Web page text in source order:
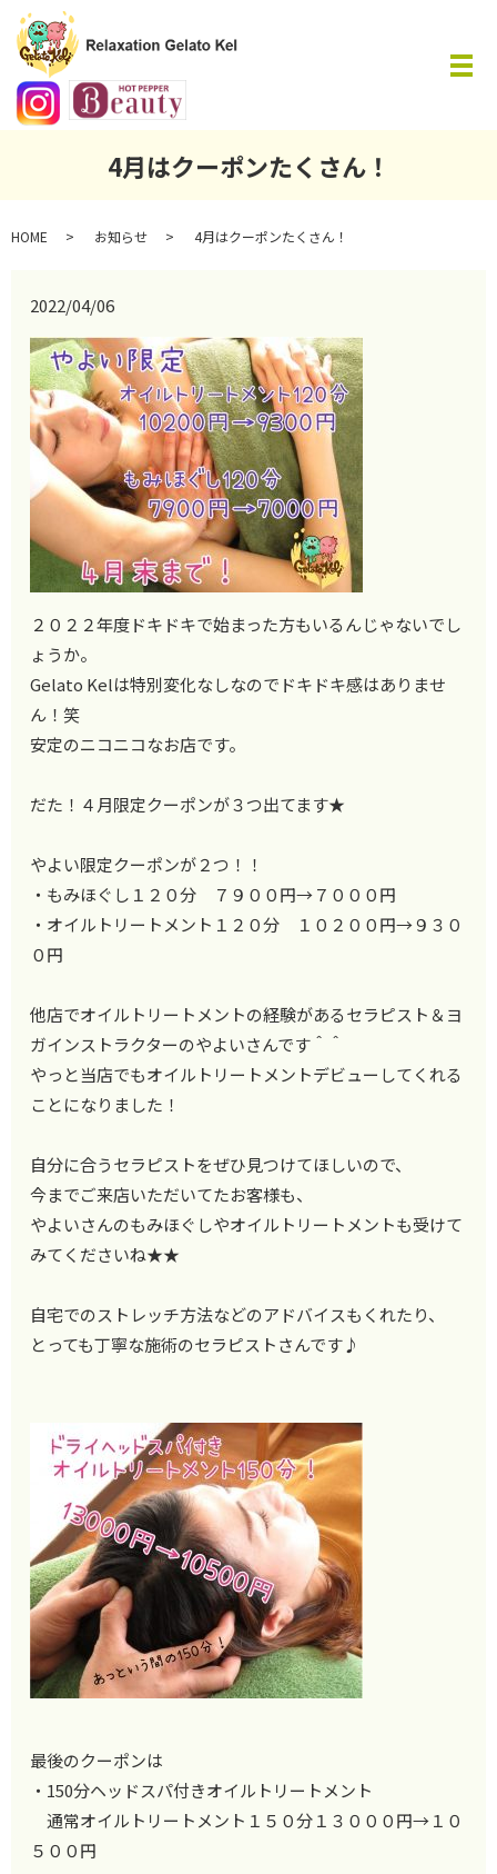
メ
4月はクーポンたくさん！
HOME お知らせ 4月はクーポンたくさん！
2022/04/06
２０２２年度ドキドキで始まった方もいるんじゃないでし
ょうか。
Gelato Kelは特別変化なしなのでドキドキ感はありませ
ん！笑
安定のニコニコなお店です。
だた！４月限定クーポンが３つ出てます★
やよい限定クーポンが２つ！！
・もみほぐし１２０分 ７９００円→７０００円
・オイルトリートメント１２０分 １０２００円→９３０
０円
他店でオイルトリートメントの経験があるセラピスト＆ヨ
ガインストラクターのやよいさんです＾＾
やっと当店でもオイルトリートメントデビューしてくれる
ことになりました！
自分に合うセラピストをぜひ見つけてほしいので、
今までご来店いただいてたお客様も、
やよいさんのもみほぐしやオイルトリートメントも受けて
みてくださいね★★
自宅でのストレッチ方法などのアドバイスもくれたり、
とっても丁寧な施術のセラピストさんです♪
最後のクーポンは
・150分ヘッドスパ付きオイルトリートメント
通常オイルトリートメント１５０分１３０００円→１０
５００円